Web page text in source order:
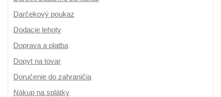
Darčekový poukaz
Dodacie lehoty
Doprava a platba
Dopyt na tovar
Doručenie do zahraničia
Nákup na splátky